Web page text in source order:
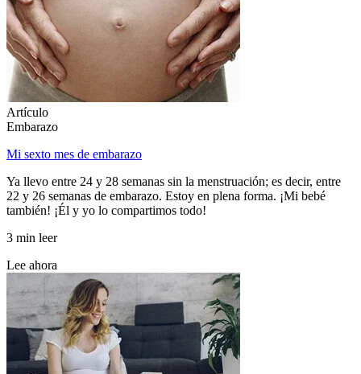
Artículo
Embarazo
Mi sexto mes de embarazo
Ya llevo entre 24 y 28 semanas sin la menstruación; es decir, entre
22 y 26 semanas de embarazo. Estoy en plena forma. ¡Mi bebé
también! ¡Él y yo lo compartimos todo!
3 min leer
Lee ahora